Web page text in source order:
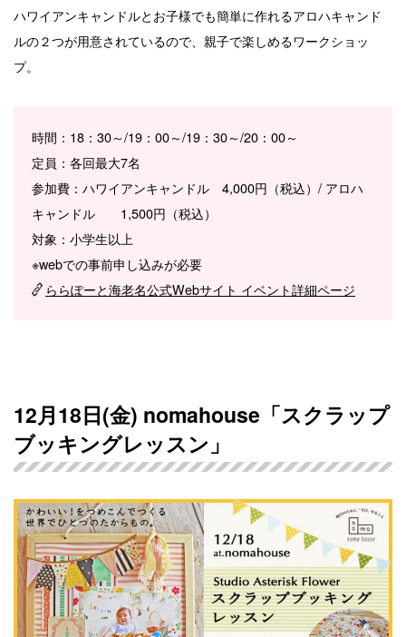
ハワイアンキャンドルとお子様でも簡単に作れるアロハキャンド
ルの２つが用意されているので、親子で楽しめるワークショッ
プ。
時間：18：30～/19：00～/19：30～/20：00～
定員：各回最大7名
参加費：ハワイアンキャンドル 4,000円（税込）/ アロハ
キャンドル 1,500円（税込）
対象：小学生以上
※webでの事前申し込みが必要
ららぽーと海老名公式Webサイト イベント詳細ページ
12月18日(金) nomahouse「スクラップ
ブッキングレッスン」